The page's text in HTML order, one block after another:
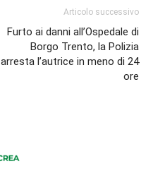
Articolo successivo
Furto ai danni all’Ospedale di
Borgo Trento, la Polizia
arresta l’autrice in meno di 24
ore